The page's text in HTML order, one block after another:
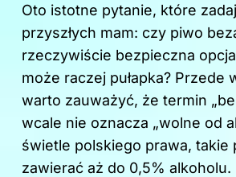
c
e
b
o
o
k
er
e
st
m
bl
r
d
di
t
k
e
dI
n
Oto istotne pytanie, które
przyszłych mam: czy piwo
rzeczywiście bezpieczna
może raczej pułapka? Przede
warto zauważyć, że termin
wcale nie oznacza „wolne od
świetle polskiego prawa, takie
zawierać aż do 0,5% alkoholu.